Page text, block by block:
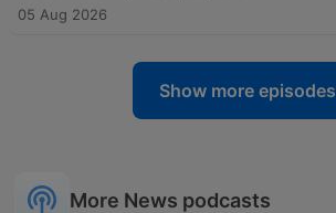
05 Aug 2026
Show more episodes
More News podcasts